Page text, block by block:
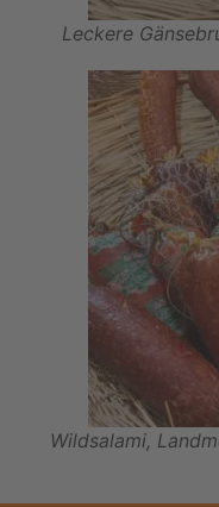
Leckere
Wildsalami,